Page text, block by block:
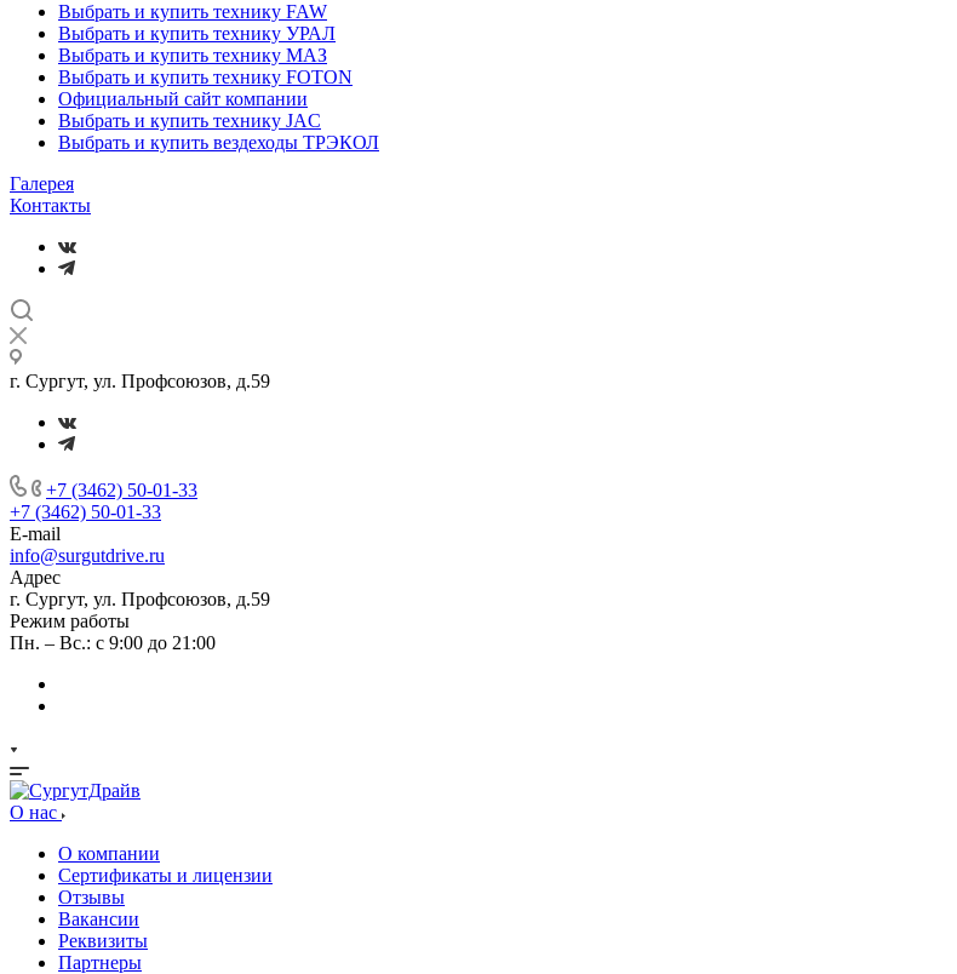
Выбрать и купить технику FAW
Выбрать и купить технику УРАЛ
Выбрать и купить технику МАЗ
Выбрать и купить технику FOTON
Официальный сайт компании
Выбрать и купить технику JAC
Выбрать и купить вездеходы ТРЭКОЛ
Галерея
Контакты
г. Сургут, ул. Профсоюзов, д.59
+7 (3462) 50-01-33
+7 (3462) 50-01-33
E-mail
info@surgutdrive.ru
Адрес
г. Сургут, ул. Профсоюзов, д.59
Режим работы
Пн. – Вс.: с 9:00 до 21:00
О нас
О компании
Сертификаты и лицензии
Отзывы
Вакансии
Реквизиты
Партнеры